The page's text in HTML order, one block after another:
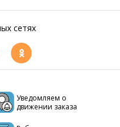
сетях
Уведомляем о
движении заказа